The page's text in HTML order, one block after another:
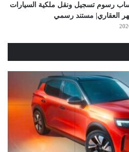
رسوم تسجيل ونقل ملكية السيارات